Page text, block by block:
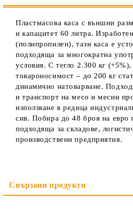
Пластмасова каса с външни
и капацитет 60 литра.
(полипропилен), тази каса е
подходяща за многократна
условия. С тегло 2.300 кг
товароносимост – до 200 кг
динамично натоварване.
и транспорт на месо и месни
използване в редица
сив. Побира до 48 броя на евро
подходяща за складове,
производствени предприятия.